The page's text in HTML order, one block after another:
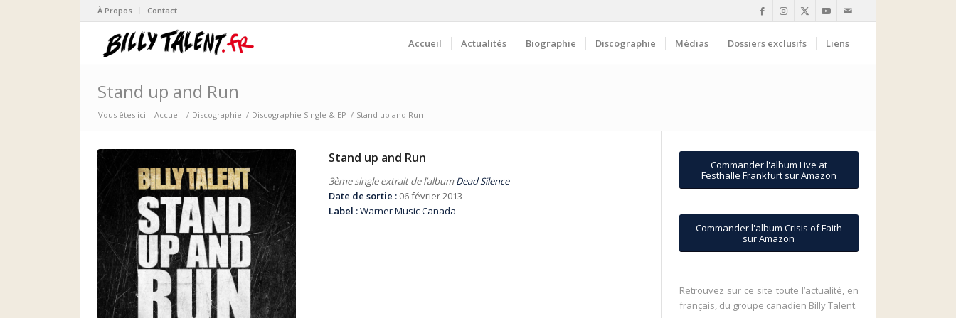
À Propos Contact
Accueil Actualités Biographie Discographie Médias Dossiers exclusifs Liens
Stand up and Run
Vous êtes ici : Accueil / Discographie / Discographie Single & EP / Stand up and Run
Stand up and Run
3ème single extrait de l’albumDead Silence
Date de sortie : 06 février 2013
Label :Warner Music Canada
Commander l'album Live at
Festhalle Frankfurt sur Amazon
Commander l'album Crisis of Faith
sur Amazon
Retrouvez sur ce site toute l’actualité, en
français, du groupe canadien Billy Talent.